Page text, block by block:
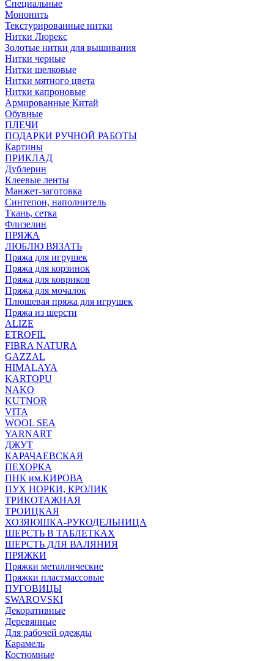
Специальные
Мононить
Текстурированные нитки
Нитки Люрекс
Золотые нитки для вышивания
Нитки черные
Нитки шелковые
Нитки мятного цвета
Нитки капроновые
Армированные Китай
Обувные
ПЛЕЧИ
ПОДАРКИ РУЧНОЙ РАБОТЫ
Картины
ПРИКЛАД
Дублерин
Клеевые ленты
Манжет-заготовка
Синтепон, наполнитель
Ткань, сетка
Флизелин
ПРЯЖА
ЛЮБЛЮ ВЯЗАТЬ
Пряжа для игрушек
Пряжа для корзинок
Пряжа для ковриков
Пряжа для мочалок
Плюшевая пряжа для игрушек
Пряжа из шерсти
ALIZE
ETROFIL
FIBRA NATURA
GAZZAL
HIMALAYA
KARTOPU
NAKO
KUTNOR
VITA
WOOL SEA
YARNART
ДЖУТ
КАРАЧАЕВСКАЯ
ПЕХОРКА
ПНК им.КИРОВА
ПУХ НОРКИ, КРОЛИК
ТРИКОТАЖНАЯ
ТРОИЦКАЯ
ХОЗЯЮШКА-РУКОДЕЛЬНИЦА
ШЕРСТЬ В ТАБЛЕТКАХ
ШЕРСТЬ ДЛЯ ВАЛЯНИЯ
ПРЯЖКИ
Пряжки металлические
Пряжки пластмассовые
ПУГОВИЦЫ
SWAROVSKI
Декоративные
Деревянные
Для рабочей одежды
Карамель
Костюмные